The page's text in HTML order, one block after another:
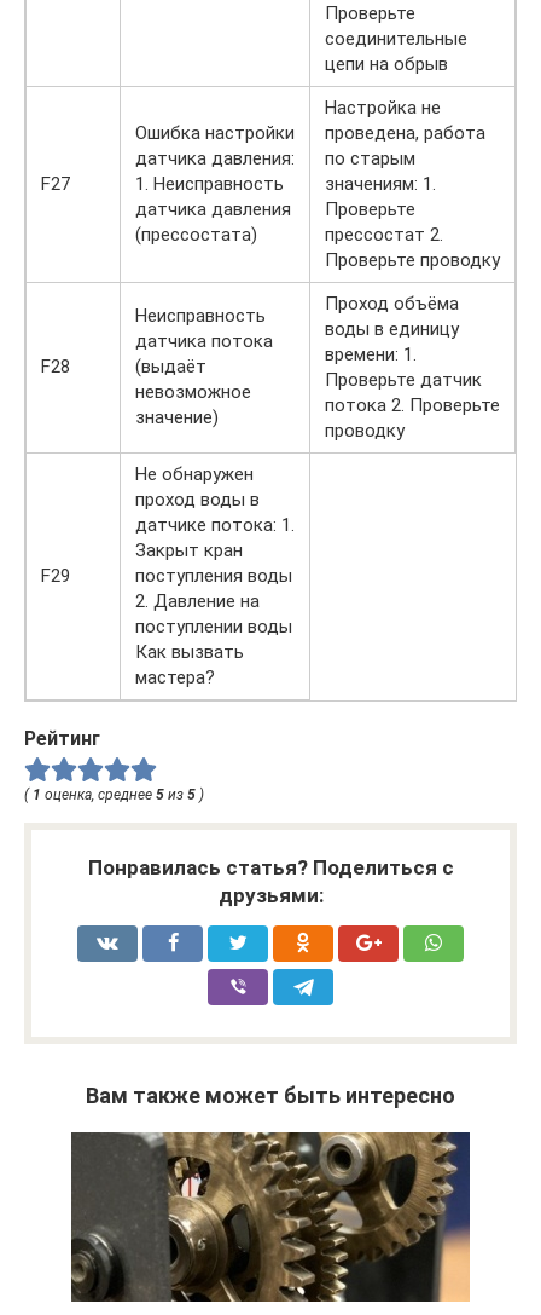
Проверьте
соединительные
цепи на обрыв
F27
Ошибка настройки
датчика давления:
1. Неисправность
датчика давления
(прессостата)
Настройка не
проведена, работа
по старым
значениям: 1.
Проверьте
прессостат 2.
Проверьте проводку
F28
Неисправность
датчика потока
(выдаёт
невозможное
значение)
Проход объёма
воды в единицу
времени: 1.
Проверьте датчик
потока 2. Проверьте
проводку
F29
Не обнаружен
проход воды в
датчике потока: 1.
Закрыт кран
поступления воды
2. Давление на
поступлении воды
Как вызвать
мастера?
Рейтинг
( 1 оценка, среднее 5 из 5 )
Понравилась статья? Поделиться с
друзьями:
Вам также может быть интересно